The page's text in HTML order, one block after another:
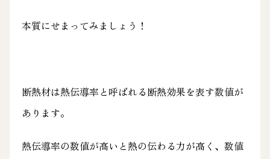
本質にせまってみましょう！
断熱材は熱伝導率と呼ばれる断熱効果を表す数値が
あります。
熱伝導率の数値が高いと熱の伝わる力が高く、数値